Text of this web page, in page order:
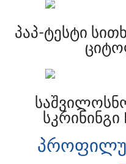
პაპ-ტესტი
სკრინინგი